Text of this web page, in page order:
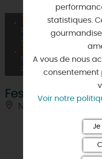
11
SEPT
2026
12
SEPT
2026
Festival Forêt
NIBELLE
statistiques.
A vous de nous
consentement
Voir notre
Je